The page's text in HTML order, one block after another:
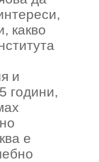
какво
и
години,
е